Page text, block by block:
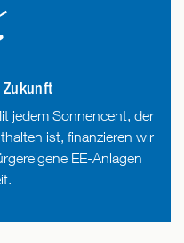
jedem Sonnencent, der
ist, finanzieren wir
EE-Anlagen